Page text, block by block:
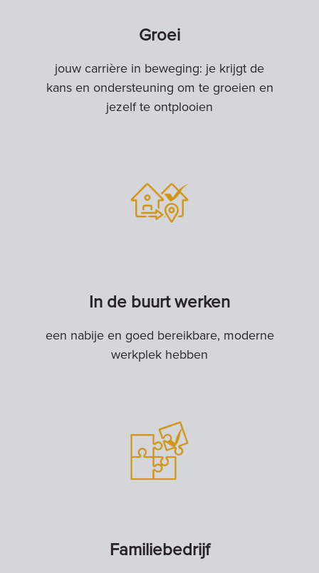
Groei
jouw carrière in beweging: je krijgt de
kans en ondersteuning om te groeien en
jezelf te ontplooien
In de buurt werken
een nabije en goed bereikbare, moderne
werkplek hebben
Familiebedrijf